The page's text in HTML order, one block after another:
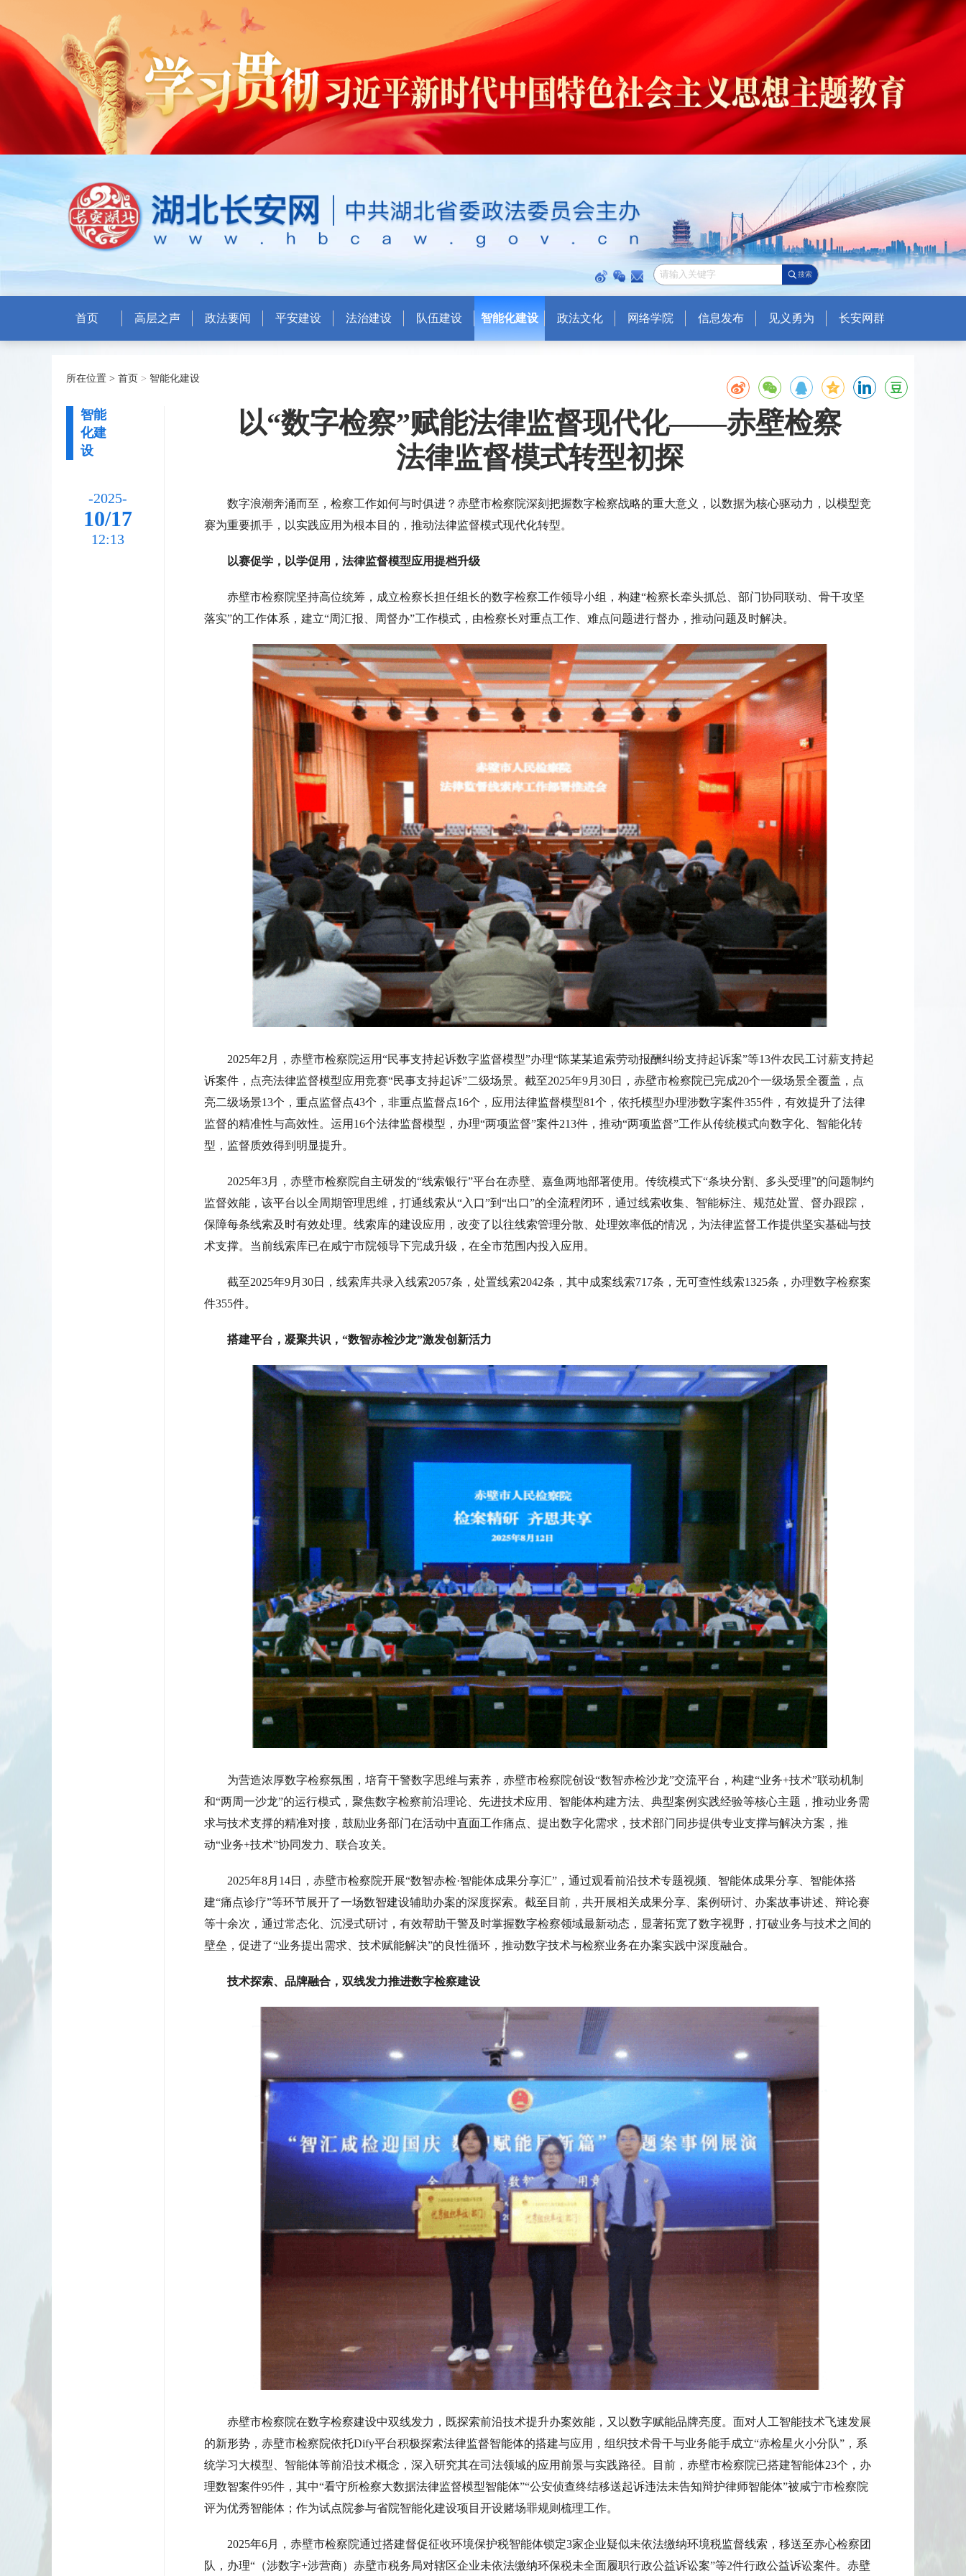
搜索
首页 高层之声 政法要闻 平安建设 法治建设 队伍建设 智能化建设 政法文化 网络学院 信息发布 见义勇为 长安网群
所在位置 > 首页 > 智能化建设
智能
化建
设
-2025-
10/17
12:13
以“数字检察”赋能法律监督现代化——赤壁检察
法律监督模式转型初探
数字浪潮奔涌而至，检察工作如何与时俱进？赤壁市检察院深刻把握数字检察战略的重大意义，以数据为核心驱动力，以模型竞
赛为重要抓手，以实践应用为根本目的，推动法律监督模式现代化转型。
以赛促学，以学促用，法律监督模型应用提档升级
赤壁市检察院坚持高位统筹，成立检察长担任组长的数字检察工作领导小组，构建“检察长牵头抓总、部门协同联动、骨干攻坚
落实”的工作体系，建立“周汇报、周督办”工作模式，由检察长对重点工作、难点问题进行督办，推动问题及时解决。
2025年2月，赤壁市检察院运用“民事支持起诉数字监督模型”办理“陈某某追索劳动报酬纠纷支持起诉案”等13件农民工讨薪支持起
诉案件，点亮法律监督模型应用竞赛“民事支持起诉”二级场景。截至2025年9月30日，赤壁市检察院已完成20个一级场景全覆盖，点
亮二级场景13个，重点监督点43个，非重点监督点16个，应用法律监督模型81个，依托模型办理涉数字案件355件，有效提升了法律
监督的精准性与高效性。运用16个法律监督模型，办理“两项监督”案件213件，推动“两项监督”工作从传统模式向数字化、智能化转
型，监督质效得到明显提升。
2025年3月，赤壁市检察院自主研发的“线索银行”平台在赤壁、嘉鱼两地部署使用。传统模式下“条块分割、多头受理”的问题制约
监督效能，该平台以全周期管理思维，打通线索从“入口”到“出口”的全流程闭环，通过线索收集、智能标注、规范处置、督办跟踪，
保障每条线索及时有效处理。线索库的建设应用，改变了以往线索管理分散、处理效率低的情况，为法律监督工作提供坚实基础与技
术支撑。当前线索库已在咸宁市院领导下完成升级，在全市范围内投入应用。
截至2025年9月30日，线索库共录入线索2057条，处置线索2042条，其中成案线索717条，无可查性线索1325条，办理数字检察案
件355件。
搭建平台，凝聚共识，“数智赤检沙龙”激发创新活力
为营造浓厚数字检察氛围，培育干警数字思维与素养，赤壁市检察院创设“数智赤检沙龙”交流平台，构建“业务+技术”联动机制
和“两周一沙龙”的运行模式，聚焦数字检察前沿理论、先进技术应用、智能体构建方法、典型案例实践经验等核心主题，推动业务需
求与技术支撑的精准对接，鼓励业务部门在活动中直面工作痛点、提出数字化需求，技术部门同步提供专业支撑与解决方案，推
动“业务+技术”协同发力、联合攻关。
2025年8月14日，赤壁市检察院开展“数智赤检·智能体成果分享汇”，通过观看前沿技术专题视频、智能体成果分享、智能体搭
建“痛点诊疗”等环节展开了一场数智建设辅助办案的深度探索。截至目前，共开展相关成果分享、案例研讨、办案故事讲述、辩论赛
等十余次，通过常态化、沉浸式研讨，有效帮助干警及时掌握数字检察领域最新动态，显著拓宽了数字视野，打破业务与技术之间的
壁垒，促进了“业务提出需求、技术赋能解决”的良性循环，推动数字技术与检察业务在办案实践中深度融合。
技术探索、品牌融合，双线发力推进数字检察建设
赤壁市检察院在数字检察建设中双线发力，既探索前沿技术提升办案效能，又以数字赋能品牌亮度。面对人工智能技术飞速发展
的新形势，赤壁市检察院依托Dify平台积极探索法律监督智能体的搭建与应用，组织技术骨干与业务能手成立“赤检星火小分队”，系
统学习大模型、智能体等前沿技术概念，深入研究其在司法领域的应用前景与实践路径。目前，赤壁市检察院已搭建智能体23个，办
理数智案件95件，其中“看守所检察大数据法律监督模型智能体”“公安侦查终结移送起诉违法未告知辩护律师智能体”被咸宁市检察院
评为优秀智能体；作为试点院参与省院智能化建设项目开设赌场罪规则梳理工作。
2025年6月，赤壁市检察院通过搭建督促征收环境保护税智能体锁定3家企业疑似未依法缴纳环境税监督线索，移送至赤心检察团
队，办理“（涉数字+涉营商）赤壁市税务局对辖区企业未依法缴纳环保税未全面履职行政公益诉讼案”等2件行政公益诉讼案件。赤壁